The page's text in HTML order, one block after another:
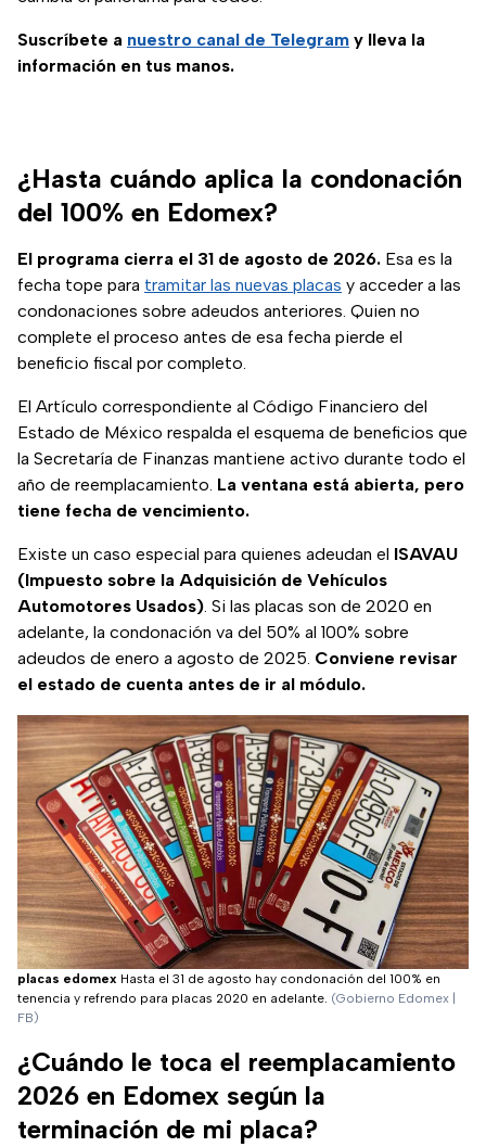
Suscríbete a nuestro canal de Telegram y lleva la
información en tus manos.
¿Hasta cuándo aplica la condonación
del 100% en Edomex?
El programa cierra el 31 de agosto de 2026. Esa es la
fecha tope para tramitar las nuevas placas y acceder a las
condonaciones sobre adeudos anteriores. Quien no
complete el proceso antes de esa fecha pierde el
beneficio fiscal por completo.
El Artículo correspondiente al Código Financiero del
Estado de México respalda el esquema de beneficios que
la Secretaría de Finanzas mantiene activo durante todo el
año de reemplacamiento. La ventana está abierta, pero
tiene fecha de vencimiento.
Existe un caso especial para quienes adeudan el ISAVAU
(Impuesto sobre la Adquisición de Vehículos
Automotores Usados). Si las placas son de 2020 en
adelante, la condonación va del 50% al 100% sobre
adeudos de enero a agosto de 2025. Conviene revisar
el estado de cuenta antes de ir al módulo.
placas edomex Hasta el 31 de agosto hay condonación del 100% en
tenencia y refrendo para placas 2020 en adelante. (Gobierno Edomex |
FB)
¿Cuándo le toca el reemplacamiento
2026 en Edomex según la
terminación de mi placa?